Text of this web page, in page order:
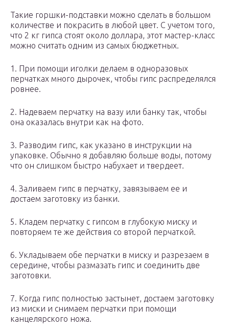
Такие горшки-подставки можно сделать в большом
количестве и покрасить в любой цвет. С учетом того,
что 2 кг гипса стоят около доллара, этот мастер-класс
можно считать одним из самых бюджетных.
1. При помощи иголки делаем в одноразовых
перчатках много дырочек, чтобы гипс распределялся
ровнее.
2. Надеваем перчатку на вазу или банку так, чтобы
она оказалась внутри как на фото.
3. Разводим гипс, как указано в инструкции на
упаковке. Обычно я добавляю больше воды, потому
что он слишком быстро набухает и твердеет.
4. Заливаем гипс в перчатку, завязываем ее и
достаем заготовку из банки.
5. Кладем перчатку с гипсом в глубокую миску и
повторяем те же действия со второй перчаткой.
6. Укладываем обе перчатки в миску и разрезаем в
середине, чтобы размазать гипс и соединить две
заготовки.
7. Когда гипс полностью застынет, достаем заготовку
из миски и снимаем перчатки при помощи
канцелярского ножа.